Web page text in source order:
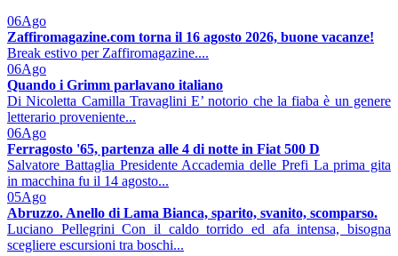
06Ago
Zaffiromagazine.com torna il 16 agosto 2026, buone vacanze!
Break estivo per Zaffiromagazine....
06Ago
Quando i Grimm parlavano italiano
Di Nicoletta Camilla Travaglini E’ notorio che la fiaba è un genere
letterario proveniente...
06Ago
Ferragosto '65, partenza alle 4 di notte in Fiat 500 D
Salvatore Battaglia Presidente Accademia delle Prefi La prima gita
in macchina fu il 14 agosto...
05Ago
Abruzzo. Anello di Lama Bianca, sparito, svanito, scomparso.
Luciano Pellegrini Con il caldo torrido ed afa intensa, bisogna
scegliere escursioni tra boschi...